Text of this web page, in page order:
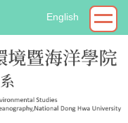
English